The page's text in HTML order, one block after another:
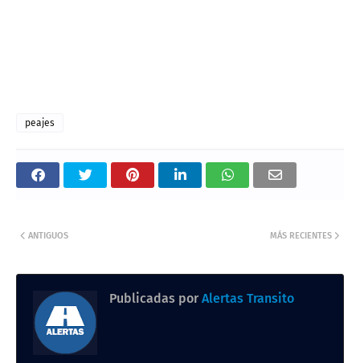
peajes
MÁS RECIENTES
ANTIGUOS
Publicadas por Alertas Transito